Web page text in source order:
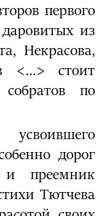
первого
из
Некрасова,
<…> стоит
по
дорог
и преемник
Тютчева